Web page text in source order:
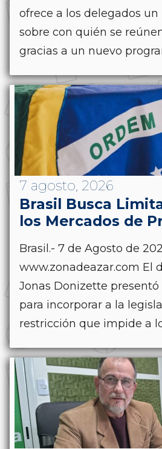
ofrece a los delegados un
sobre con quién se
gracias a un nuevo
7 agosto, 2026
Brasil Busca
los Mercados de
Brasil.- 7 de Agosto de
www.zonadeazar.com El
Jonas Donizette
para incorporar a la
restricción que impide a